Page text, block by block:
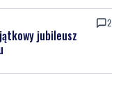
2
jubileusz